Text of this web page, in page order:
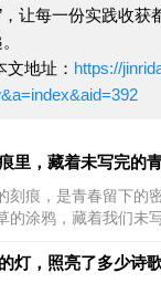
，让每一份实践收获
地址： https://
里，藏着未写完的
刻痕，是青春留下的
的涂鸦，藏着我们未
灯，照亮了多少诗